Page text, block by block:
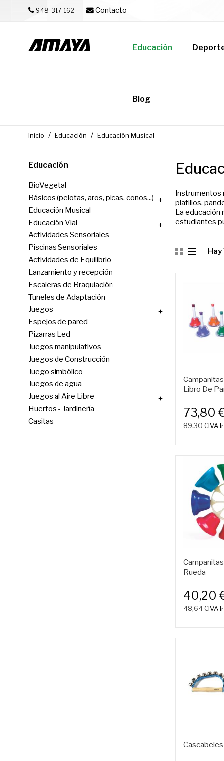
948 317 162 Contacto
Educación
Blog
Inicio Educación Educación Musical
Educación
BioVegetal
Básicos (pelotas, aros, picas, conos...)

Educación Musical
Educación Vial

Actividades Sensoriales
Piscinas Sensoriales
Actividades de Equilibrio
Lanzamiento y recepción
Escaleras de Braquiación
Tuneles de Adaptación
Juegos

Espejos de pared
Pizarras Led
Juegos manipulativos
Juegos de Construcción
Juego simbólico
Juegos de agua
Juegos al Aire Libre

Huertos - Jardinería
Casitas
Instrumentos
platillos,
La educación
estudiantes
Libro De
73,80 €
89,30 €IVA
Rueda
40,20
48,64 €IVA
Cascabeles